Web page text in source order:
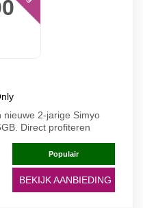
nieuwe 2-jarige Simyo
Direct profiteren
Populair
BEKIJK AANBIEDING